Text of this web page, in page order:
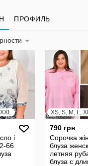
ПРОФИЛЬ
і
66
790 грн
Сорочка
блуза
летняя
блуза с